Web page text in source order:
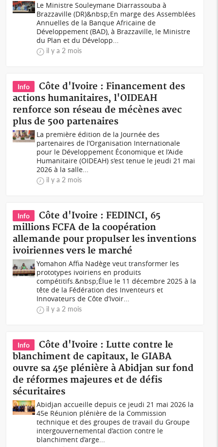
Le Ministre Souleymane Diarrassouba à
Brazzaville (DR)&nbsp;En marge des Assemblées
Annuelles de la Banque Africaine de
Développement (BAD), à Brazzaville, le Ministre
du Plan et du Développ...
il y a 2 mois
Info
Côte d'Ivoire : Financement des
actions humanitaires, l'OIDEAH
renforce son réseau de mécènes avec
plus de 500 partenaires
La première édition de la Journée des
partenaires de l’Organisation Internationale
pour le Développement Économique et l’Aide
Humanitaire (OIDEAH) s’est tenue le jeudi 21 mai
2026 à la salle...
il y a 2 mois
Info
Côte d'Ivoire : FEDINCI, 65
millions FCFA de la coopération
allemande pour propulser les inventions
ivoiriennes vers le marché
Yomahon Affia Nadège veut transformer les
prototypes ivoiriens en produits
compétitifs.&nbsp;Élue le 11 décembre 2025 à la
tête de la Fédération des Inventeurs et
Innovateurs de Côte d’Ivoir...
il y a 2 mois
Info
Côte d'Ivoire : Lutte contre le
blanchiment de capitaux, le GIABA
ouvre sa 45e plénière à Abidjan sur fond
de réformes majeures et de défis
sécuritaires
Abidjan accueille depuis ce jeudi 21 mai 2026 la
45e Réunion plénière de la Commission
technique et des groupes de travail du Groupe
intergouvernemental d’action contre le
blanchiment d’arge...